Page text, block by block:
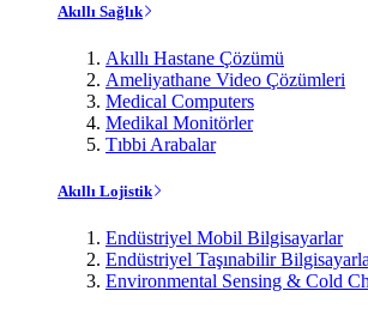
Akıllı Sağlık
Akıllı Hastane Çözümü
Ameliyathane Video Çözümleri
Medical Computers
Medikal Monitörler
Tıbbi Arabalar
Akıllı Lojistik
Endüstriyel Mobil Bilgisayarlar
Endüstriyel Taşınabilir
Environmental Sensing & Cold